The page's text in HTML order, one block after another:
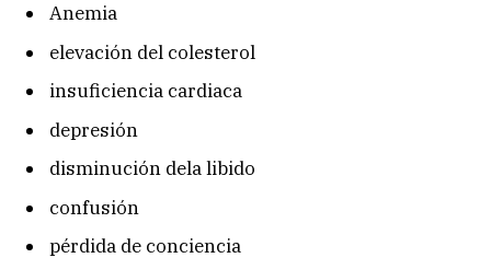
Anemia
elevación del colesterol
insuficiencia cardiaca
depresión
disminución dela libido
confusión
pérdida de conciencia